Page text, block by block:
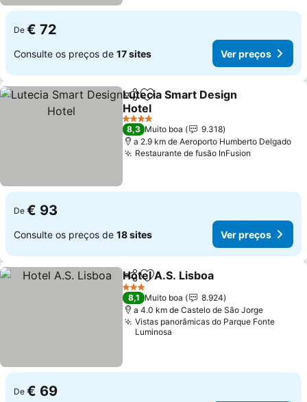
De € 72
Consulte os preços de 17 sites Ver preços
PartilharAdicionar aos favoritos
Lutecia Smart Design
Hotel
Ver preços
4 Estrelas
8,3 Muito boa
9.318
a 2.9 km de Aeroporto Humberto Delgado
Restaurante de fusão InFusion
De € 93
Consulte os preços de 18 sites Ver preços
PartilharAdicionar aos favoritos
Hotel A.S. Lisboa
3 Estrelas
8,1 Muito boa
8.924
a 4.0 km de Castelo de São Jorge
Vistas panorâmicas do Parque Fonte
Luminosa
De € 69